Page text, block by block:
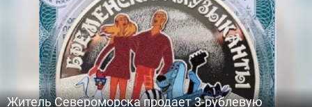
Житель Североморска продает 3-рублевую